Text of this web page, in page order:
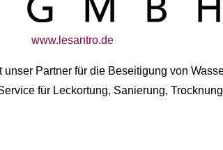
www.lesantro.de
Partner für die Beseitigung von
für Leckortung, Sanierung,